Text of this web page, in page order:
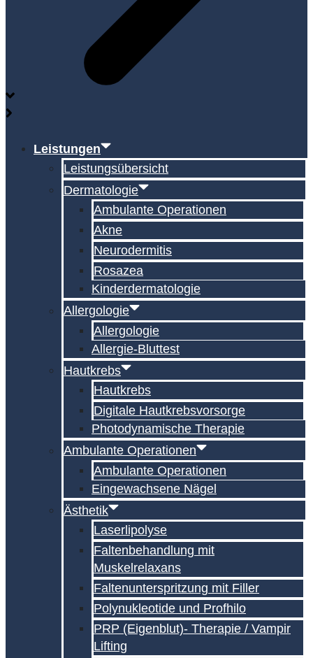
Leistungen
Leistungsübersicht
Dermatologie
Ambulante Operationen
Akne
Neurodermitis
Rosazea
Kinderdermatologie
Allergologie
Allergologie
Allergie-Bluttest
Hautkrebs
Hautkrebs
Digitale Hautkrebs­vorsorge
Photodynamische Therapie
Ambulante Operationen
Ambulante Operationen
Eingewachsene Nägel
Ästhetik
Laserlipolyse
Faltenbehandlung mit
Muskelrelaxans
Falten­unterspritzung mit Filler
Polynukleotide und Profhilo
PRP (Eigenblut)- Therapie / Vampir
Lifting